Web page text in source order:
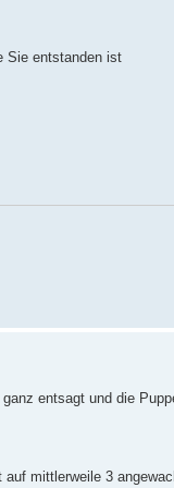
Sie entstanden ist
entsagt und die
mittlerweile 3